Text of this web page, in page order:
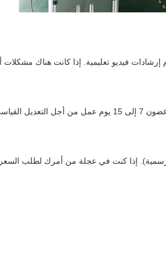
إرشادات فيديو تعليمية. إذا كانت هناك مشكلات
ج: الآلة القياسية متوفرة بشكل عام ، ويمكن شحنها في غضون 3 إلى 5 أيام ، ويمكننا إكمال الإنتاج في غضون 7 إلى 15 يوم عمل من أجل
والعطلات الرسمية). إذا كنت في عجلة من أمرك لطلب